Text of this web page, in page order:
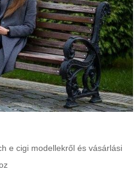
e cigi modellekről és vásárlási